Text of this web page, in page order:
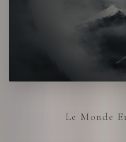
Le Monde